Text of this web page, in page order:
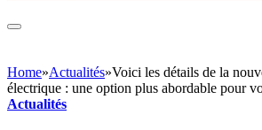
Home»Actualités»Voici les détails de la
électrique : une option plus abordable pour
Actualités